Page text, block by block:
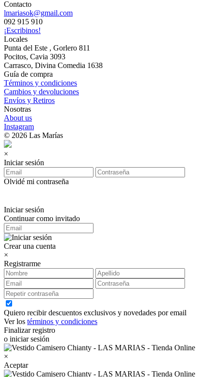
Contacto
lmariasok@gmail.com
092 915 910
¡Escribinos!
Locales
Punta del Este , Gorlero 811
Pocitos, Cavia 3093
Carrasco, Divina Comedia 1638
Guía de compra
Términos y condiciones
Cambios y devoluciones
Envíos y Retiros
Nosotras
About us
Instagram
© 2026 Las Marías
×
Iniciar sesión
Olvidé mi contraseña
Iniciar sesión
Continuar como invitado
Crear una cuenta
×
Registrarme
Quiero recibir descuentos exclusivos y novedades por email
Ver los términos y condiciones
Finalizar registro
o iniciar sesión
×
Aceptar